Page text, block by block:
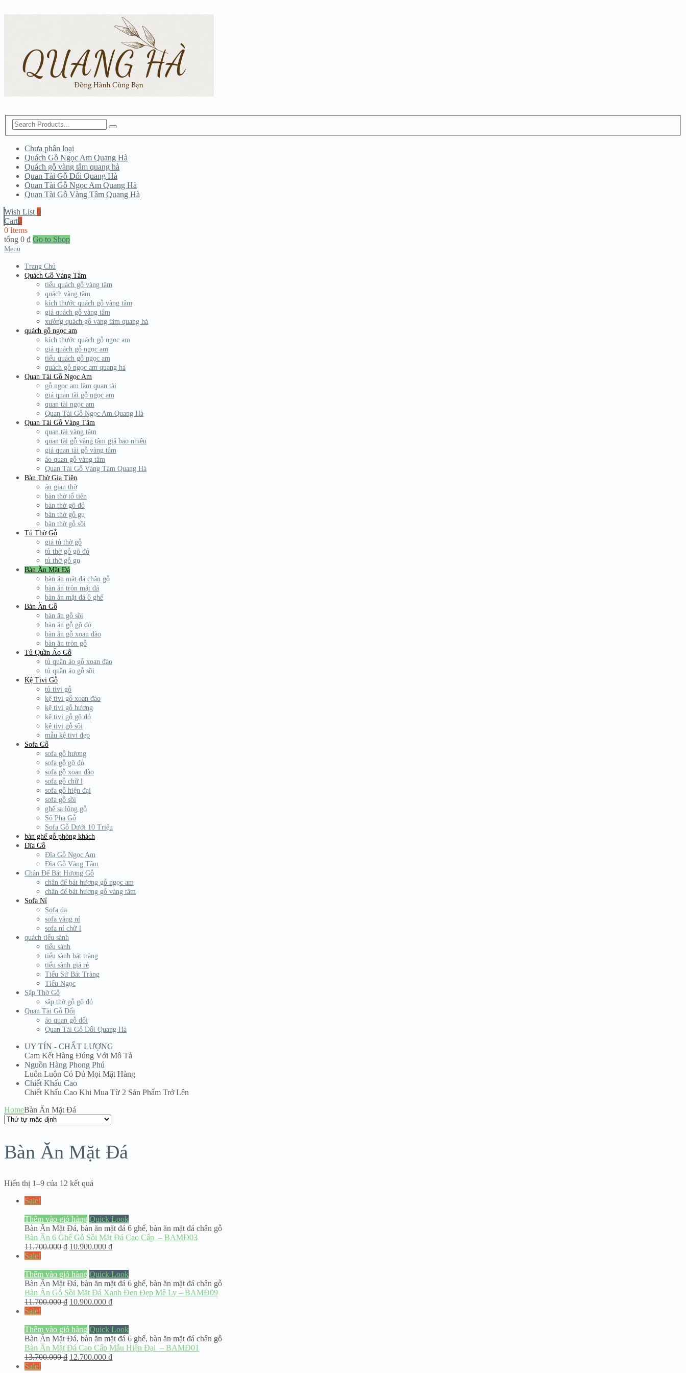
Chưa phân loại
Quách Gỗ Ngọc Am Quang Hà
Quách gỗ vàng tâm quang hà
Quan Tài Gỗ Dổi Quang Hà
Quan Tài Gỗ Ngọc Am Quang Hà
Quan Tài Gỗ Vàng Tâm Quang Hà
Wish List 0
Cart0
0 Items
tổng 0 ₫ Go to Shop
Menu
Trang Chủ
Quách Gỗ Vàng Tâm
tiểu quách gỗ vàng tâm
quách vàng tâm
kích thước quách gỗ vàng tâm
giá quách gỗ vàng tâm
xưởng quách gỗ vàng tâm quang hà
quách gỗ ngọc am
kích thước quách gỗ ngọc am
giá quách gỗ ngọc am
tiểu quách gỗ ngọc am
quách gỗ ngọc am quang hà
Quan Tài Gỗ Ngọc Am
gỗ ngọc am làm quan tài
giá quan tài gỗ ngọc am
quan tài ngọc am
Quan Tài Gỗ Ngọc Am Quang Hà
Quan Tài Gỗ Vàng Tâm
quan tài vàng tâm
quan tài gỗ vàng tâm giá bao nhiêu
giá quan tài gỗ vàng tâm
áo quan gỗ vàng tâm
Quan Tài Gỗ Vàng Tâm Quang Hà
Bàn Thờ Gia Tiên
án gian thờ
bàn thờ tổ tiên
bàn thờ gõ đỏ
bàn thờ gỗ gụ
bàn thờ gỗ sồi
Tủ Thờ Gỗ
giá tủ thờ gỗ
tủ thờ gỗ gõ đỏ
tủ thờ gỗ gụ
Bàn Ăn Mặt Đá
bàn ăn mặt đá chân gỗ
bàn ăn tròn mặt đá
bàn ăn mặt đá 6 ghế
Bàn Ăn Gỗ
bàn ăn gỗ sồi
bàn ăn gỗ gõ đỏ
bàn ăn gỗ xoan đào
bàn ăn tròn gỗ
Tủ Quần Áo Gỗ
tủ quần áo gỗ xoan đào
tủ quần áo gỗ sồi
Kệ Tivi Gỗ
tủ tivi gỗ
kệ tivi gỗ xoan đào
kệ tivi gỗ hương
kệ tivi gỗ gõ đỏ
kệ tivi gỗ sồi
mẫu kệ tivi đẹp
Sofa Gỗ
sofa gỗ hương
sofa gỗ gõ đỏ
sofa gỗ xoan đào
sofa gỗ chữ l
sofa gỗ hiện đại
sofa gỗ sồi
ghế sa lông gỗ
Sô Pha Gỗ
Sofa Gỗ Dưới 10 Triệu
bàn ghế gỗ phòng khách
Đĩa Gỗ
Đĩa Gỗ Ngọc Am
Đĩa Gỗ Vàng Tâm
Chân Đế Bát Hương Gỗ
chân đế bát hương gỗ ngọc am
chân đế bát hương gỗ vàng tâm
Sofa Nỉ
Sofa da
sofa văng nỉ
sofa nỉ chữ l
quách tiểu sành
tiểu sành
tiểu sành bát tràng
tiểu sành giá rẻ
Tiểu Sứ Bát Tràng
Tiểu Ngọc
Sập Thờ Gỗ
sập thờ gỗ gõ đỏ
Quan Tài Gỗ Dổi
áo quan gỗ dổi
Quan Tài Gỗ Dổi Quang Hà
UY TÍN - CHẤT LƯỢNG
Cam Kết Hàng Đúng Với Mô Tả
Nguồn Hàng Phong Phú
Luôn Luôn Có Đủ Mọi Mặt Hàng
Chiết Khấu Cao
Chiết Khấu Cao Khi Mua Từ 2 Sản Phẩm Trở Lên
HomeBàn Ăn Mặt Đá
Bàn Ăn Mặt Đá
Hiển thị 1–9 của 12 kết quả
Sale!
Thêm vào giỏ hàng Quick Look
Bàn Ăn Mặt Đá, bàn ăn mặt đá 6 ghế, bàn ăn mặt đá chân gỗ
Bàn Ăn 6 Ghế Gỗ Sồi Mặt Đá Cao Cấp – BAMĐ03
11.700.000₫ 10.900.000 ₫
Sale!
Thêm vào giỏ hàng Quick Look
Bàn Ăn Mặt Đá, bàn ăn mặt đá 6 ghế, bàn ăn mặt đá chân gỗ
Bàn Ăn Gỗ Sồi Mặt Đá Xanh Đen Đẹp Mê Ly – BAMĐ09
11.700.000₫ 10.900.000 ₫
Sale!
Thêm vào giỏ hàng Quick Look
Bàn Ăn Mặt Đá, bàn ăn mặt đá 6 ghế, bàn ăn mặt đá chân gỗ
Bàn Ăn Mặt Đá Cao Cấp Mẫu Hiện Đại – BAMĐ01
13.700.000₫ 12.700.000 ₫
Sale!